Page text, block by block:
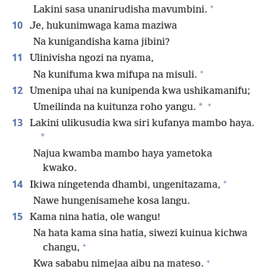
Lakini sasa unanirudisha mavumbini. +
10
Je, hukunimwaga kama maziwa
Na kunigandisha kama jibini?
11
Ulinivisha ngozi na nyama,
Na kunifuma kwa mifupa na misuli. +
12
Umenipa uhai na kunipenda kwa ushikamanifu;
Umeilinda na kuitunza roho yangu. * +
13 Lakini ulikusudia kwa siri kufanya mambo haya.
*
Najua kwamba mambo haya yametoka
kwako.
14 Ikiwa ningetenda dhambi, ungenitazama, +
Nawe hungenisamehe kosa langu.
15
Kama nina hatia, ole wangu!
Na hata kama sina hatia, siwezi kuinua kichwa
changu, +
Kwa sababu nimejaa aibu na mateso. +